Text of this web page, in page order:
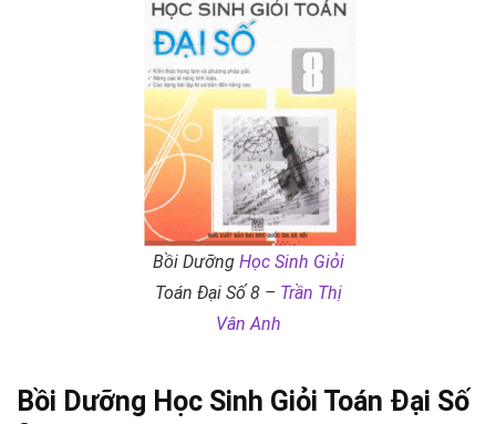
Bồi Dưỡng Học Sinh Giỏi
Toán Đại Số 8 – Trần Thị
Vân Anh
Bồi Dưỡng Học Sinh Giỏi Toán Đại Số